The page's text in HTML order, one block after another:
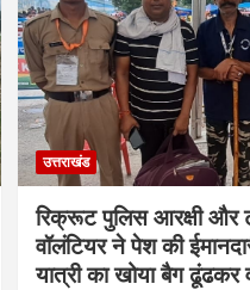
उत्तराखंड
रिक्रूट पुलिस आरक्षी और
वॉलंटियर ने पेश की
यात्री का खोया बैग ढूंढकर